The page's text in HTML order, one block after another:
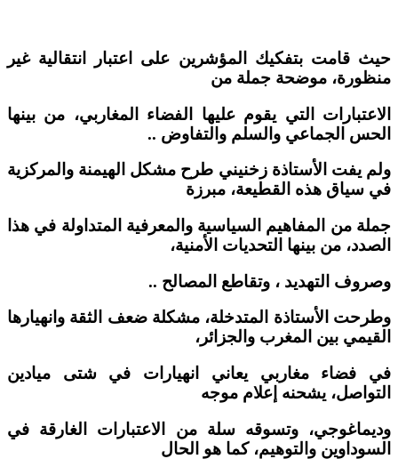
حيث قامت بتفكيك المؤشرين على اعتبار انتقالية غير
منظورة، موضحة جملة من
الاعتبارات التي يقوم عليها الفضاء المغاربي، من بينها
الحس الجماعي والسلم والتفاوض ..
ولم يفت الأستاذة زخنيني طرح مشكل الهيمنة والمركزية
في سياق هذه القطيعة، مبرزة
جملة من المفاهيم السياسية والمعرفية المتداولة في هذا
الصدد، من بينها التحديات الأمنية،
وصروف التهديد ، وتقاطع المصالح ..
وطرحت الأستاذة المتدخلة، مشكلة ضعف الثقة وانهيارها
القيمي بين المغرب والجزائر،
في فضاء مغاربي يعاني انهيارات في شتى ميادين
التواصل، يشحنه إعلام موجه
وديماغوجي، وتسوقه سلة من الاعتبارات الغارقة في
السوداوين والتوهيم، كما هو الحال